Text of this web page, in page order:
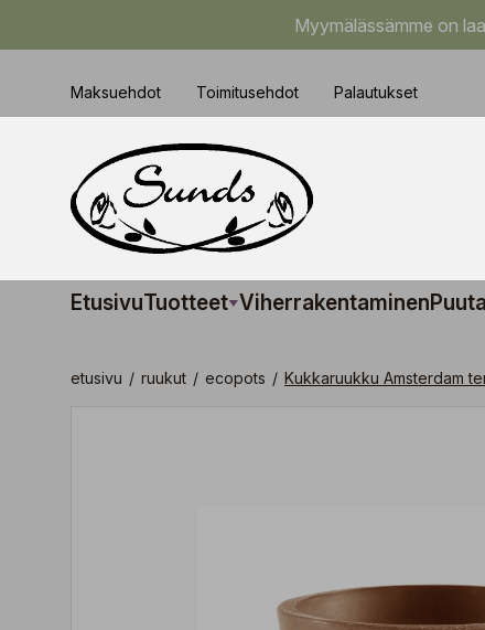
Myymälässämme on
Maksuehdot Toimitusehdot Palautukset
EtusivuTuotteet Viherrakentaminen
etusivu / ruukut / ecopots / Kukkaruukku Amsterdam